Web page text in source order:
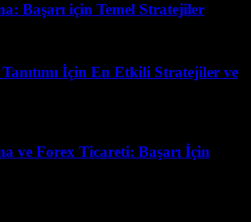
Başarı için Temel Stratejiler
İçin En Etkili Stratejiler ve
ve Forex Ticareti: Başarı İçin